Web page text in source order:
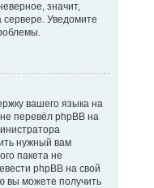
значит,
Уведомите
вашего языка на
перевёл phpBB на
нужный вам
пакета не
phpBB на свой
вы можете получить